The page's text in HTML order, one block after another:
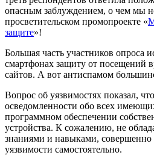
опасным заблуждением, о чем мы
просветительском промопроекте «
защите»!
Большая часть участников опроса
смартфонах защиту от посещений
сайтов. А вот антиспамом
Вопрос об уязвимостях показал,
осведомленности обо всех
программном обеспечении
устройства. К сожалению, не
знаниями и навыками, совершенно
уязвимости самостоятельно.